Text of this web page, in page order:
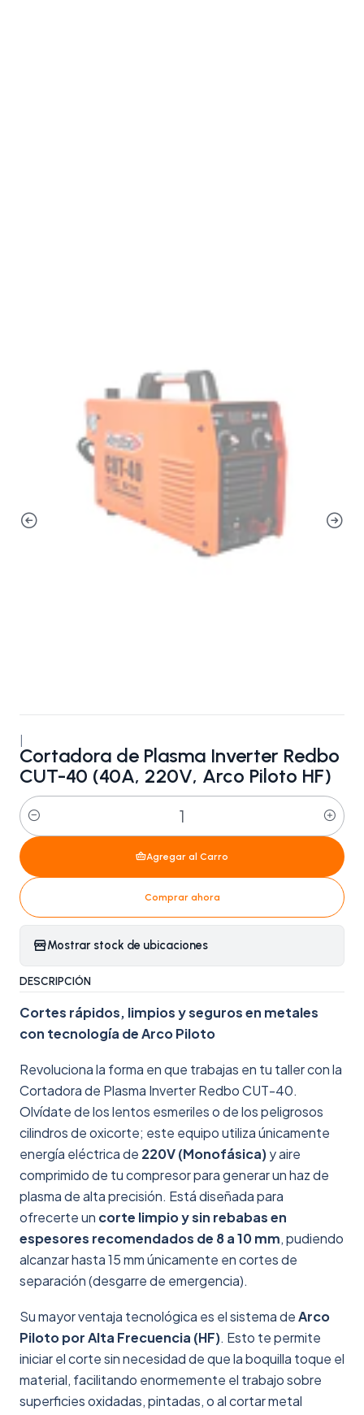
Cortadora de Plasma Inverter Redbo
CUT-40 (40A, 220V, Arco Piloto HF)
Cantidad
Agregar al Carro
Comprar ahora
Mostrar stock de ubicaciones
DESCRIPCIÓN
Cortes rápidos, limpios y seguros en metales
con tecnología de Arco Piloto
Revoluciona la forma en que trabajas en tu taller con la
Cortadora de Plasma Inverter Redbo CUT-40.
Olvídate de los lentos esmeriles o de los peligrosos
cilindros de oxicorte; este equipo utiliza únicamente
energía eléctrica de 220V (Monofásica)y aire
comprimido de tu compresor para generar un haz de
plasma de alta precisión. Está diseñada para
ofrecerte un corte limpio y sin rebabas en
espesores recomendados de 8 a 10 mm, pudiendo
alcanzar hasta 15 mm únicamente en cortes de
separación (desgarre de emergencia).
Su mayor ventaja tecnológica es el sistema deArco
Piloto por Alta Frecuencia (HF). Esto te permite
iniciar el corte sin necesidad de que la boquilla toque el
material, facilitando enormemente el trabajo sobre
superficies oxidadas, pintadas, o al cortar metal